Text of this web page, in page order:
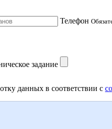
Телефон
задание
данных в соответствии с